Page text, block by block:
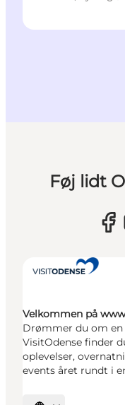
Føj lidt
Velkommen på
Drømmer du om en
VisitOdense finder
oplevelser,
events året rundt i